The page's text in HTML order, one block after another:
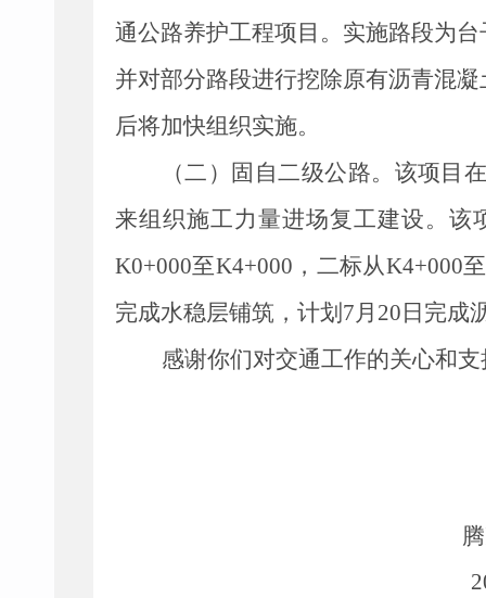
通公路养护工程项目。实施路段为
并对部分路段进行挖除原有沥青混
后将加快组织实施。
（二）固自二级公路。 该项目
来组织施工力量进场复工建设。该
K0+000至K4+000 ，二标从K4+000至
完成水稳层铺筑，计划 7月 20 日完成
感谢你们对交通工作的关心和